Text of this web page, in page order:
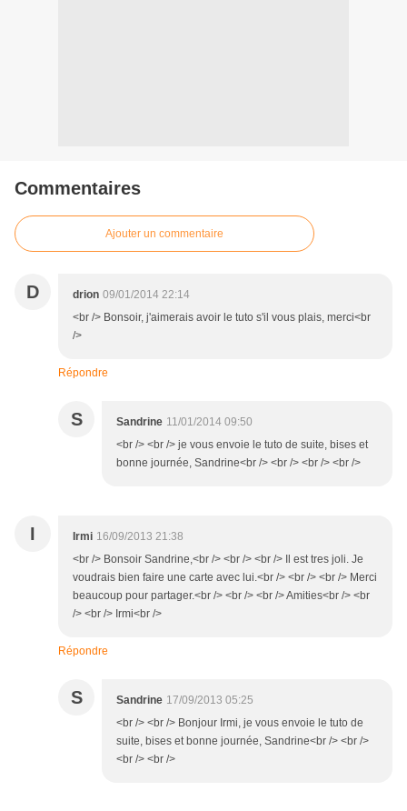
Commentaires
Ajouter un commentaire
D drion 09/01/2014 22:14
<br /> Bonsoir, j'aimerais avoir le tuto s'il vous plais, merci<br
/>
Répondre
S Sandrine 11/01/2014 09:50
<br /> <br /> je vous envoie le tuto de suite, bises et
bonne journée, Sandrine<br /> <br /> <br /> <br />
I Irmi 16/09/2013 21:38
<br /> Bonsoir Sandrine,<br /> <br /> <br /> Il est tres joli. Je
voudrais bien faire une carte avec lui.<br /> <br /> <br /> Merci
beaucoup pour partager.<br /> <br /> <br /> Amities<br /> <br
/> <br /> Irmi<br />
Répondre
S Sandrine 17/09/2013 05:25
<br /> <br /> Bonjour Irmi, je vous envoie le tuto de
suite, bises et bonne journée, Sandrine<br /> <br />
<br /> <br />